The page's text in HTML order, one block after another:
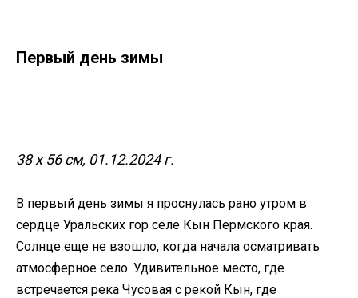
Первый день зимы
38 х 56 см, 01.12.2024 г.
В первый день зимы я проснулась рано утром в
сердце Уральских гор селе Кын Пермского края.
Солнце еще не взошло, когда начала осматривать
атмосферное село. Удивительное место, где
встречается река Чусовая с рекой Кын, где